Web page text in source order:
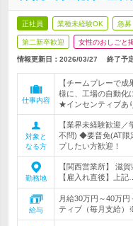
正社員 業種未経験OK 急募
第二新卒歓迎 女性のおしごと
情報更新日：2026/03/27 終了予
仕事内容
【チームプレーで
様に、工場の自動化
★インセンティブあ
対象と
なる方
【業界未経験歓迎
不問) ◆要普免(AT
プしたい方歓迎！
勤務地
【関西営業所】 滋
【雇入れ直後】上記…
給与
月給30万円～40万
ティブ（毎月支給）